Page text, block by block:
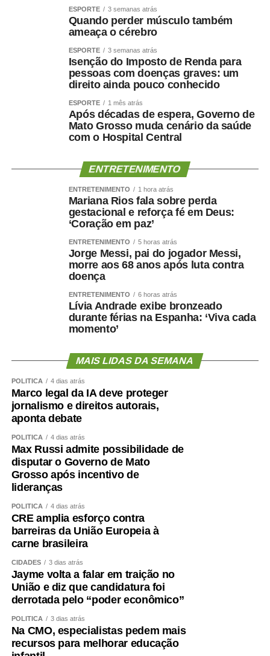
conseguirá alcançar os mercados que pagam mais pelo
Pensar Agro
COMENTE ABAIXO:
WhatsApp
Facebook
Twitter
Messenger
LinkedIn
Share
ESPORTE 3 semanas atrás
Quando perder músculo também
ameaça o cérebro
ESPORTE 3 semanas atrás
Isenção do Imposto de Renda para
pessoas com doenças graves: um
direito ainda pouco conhecido
ESPORTE 1 mês atrás
Após décadas de espera, Governo de
Mato Grosso muda cenário da saúde
com o Hospital Central
ENTRETENIMENTO
ENTRETENIMENTO 1 hora atrás
Mariana Rios fala sobre perda
gestacional e reforça fé em Deus:
‘Coração em paz’
ENTRETENIMENTO 5 horas atrás
Jorge Messi, pai do jogador Messi,
morre aos 68 anos após luta contra
doença
ENTRETENIMENTO 6 horas atrás
Lívia Andrade exibe bronzeado
durante férias na Espanha: ‘Viva cada
momento’
MAIS LIDAS DA SEMANA
POLÍTICA 4 dias atrás
Marco legal da IA deve proteger
jornalismo e direitos autorais,
aponta debate
POLÍTICA 4 dias atrás
Max Russi admite possibilidade de
disputar o Governo de Mato
Grosso após incentivo de
lideranças
POLÍTICA 4 dias atrás
CRE amplia esforço contra
barreiras da União Europeia à
carne brasileira
CIDADES 3 dias atrás
Jayme volta a falar em traição no
União e diz que candidatura foi
derrotada pelo “poder econômico”
POLÍTICA 3 dias atrás
Na CMO, especialistas pedem mais
recursos para melhorar educação